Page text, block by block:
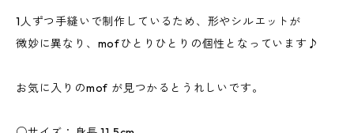
1人ずつ手縫いで制作しているため、形やシルエットが
微妙に異なり、mofひとりひとりの個性となっています♪
お気に入りのmof が見つかるとうれしいです。